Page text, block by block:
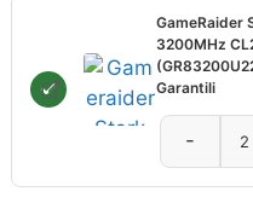
GameRaider
3200MHz
Garantili
-